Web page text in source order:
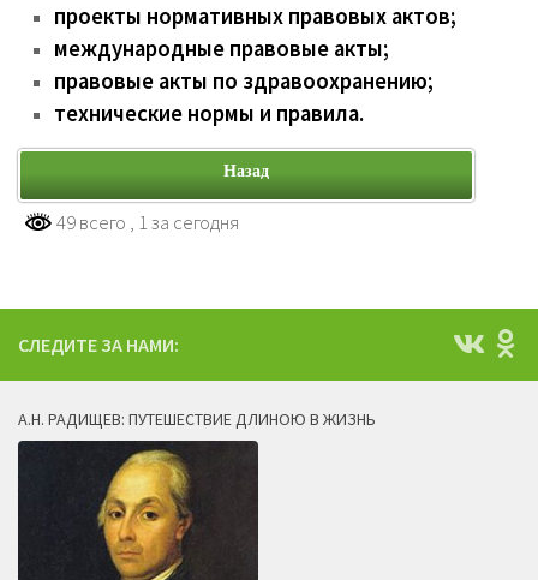
проекты нормативных правовых актов;
международные правовые акты;
правовые акты по здравоохранению;
технические нормы и правила.
Назад
49 всего , 1 за сегодня
СЛЕДИТЕ ЗА НАМИ:
А.Н. РАДИЩЕВ: ПУТЕШЕСТВИЕ ДЛИНОЮ В ЖИЗНЬ